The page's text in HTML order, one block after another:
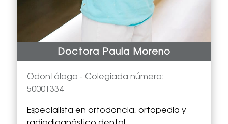
Doctora Paula Moreno
Odontóloga - Colegiada número:
50001334
Especialista en ortodoncia, ortopedia y